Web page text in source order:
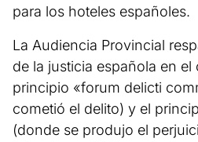
para los hoteles españoles.
La Audiencia Provincial
de la justicia española en el
principio «forum delicti
cometió el delito) y el
(donde se produjo el